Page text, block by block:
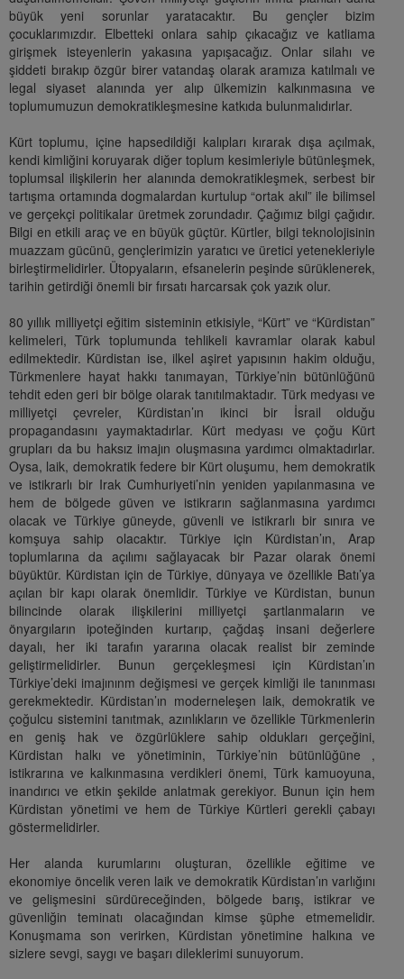
büyük yeni sorunlar yaratacaktır. Bu gençler bizim
çocuklarımızdır. Elbetteki onlara sahip çıkacağız ve katliama
girişmek isteyenlerin yakasına yapışacağız. Onlar silahı ve
şiddeti bırakıp özgür birer vatandaş olarak aramıza katılmalı ve
legal siyaset alanında yer alıp ülkemizin kalkınmasına ve
toplumumuzun demokratikleşmesine katkıda bulunmalıdırlar.
Kürt toplumu, içine hapsedildiği kalıpları kırarak dışa açılmak,
kendi kimliğini koruyarak diğer toplum kesimleriyle bütünleşmek,
toplumsal ilişkilerin her alanında demokratikleşmek, serbest bir
tartışma ortamında dogmalardan kurtulup “ortak akıl” ile bilimsel
ve gerçekçi politikalar üretmek zorundadır. Çağımız bilgi çağıdır.
Bilgi en etkili araç ve en büyük güçtür. Kürtler, bilgi teknolojisinin
muazzam gücünü, gençlerimizin yaratıcı ve üretici yetenekleriyle
birleştirmelidirler. Ütopyaların, efsanelerin peşinde sürüklenerek,
tarihin getirdiği önemli bir fırsatı harcarsak çok yazık olur.
80 yıllık milliyetçi eğitim sisteminin etkisiyle, “Kürt” ve “Kürdistan”
kelimeleri, Türk toplumunda tehlikeli kavramlar olarak kabul
edilmektedir. Kürdistan ise, ilkel aşiret yapısının hakim olduğu,
Türkmenlere hayat hakkı tanımayan, Türkiye’nin bütünlüğünü
tehdit eden geri bir bölge olarak tanıtılmaktadır. Türk medyası ve
milliyetçi çevreler, Kürdistan’ın ikinci bir İsrail olduğu
propagandasını yaymaktadırlar. Kürt medyası ve çoğu Kürt
grupları da bu haksız imajın oluşmasına yardımcı olmaktadırlar.
Oysa, laik, demokratik federe bir Kürt oluşumu, hem demokratik
ve istikrarlı bir Irak Cumhuriyeti’nin yeniden yapılanmasına ve
hem de bölgede güven ve istikrarın sağlanmasına yardımcı
olacak ve Türkiye güneyde, güvenli ve istikrarlı bir sınıra ve
komşuya sahip olacaktır. Türkiye için Kürdistan’ın, Arap
toplumlarına da açılımı sağlayacak bir Pazar olarak önemi
büyüktür. Kürdistan için de Türkiye, dünyaya ve özellikle Batı’ya
açılan bir kapı olarak önemlidir. Türkiye ve Kürdistan, bunun
bilincinde olarak ilişkilerini milliyetçi şartlanmaların ve
önyargıların ipoteğinden kurtarıp, çağdaş insani değerlere
dayalı, her iki tarafın yararına olacak realist bir zeminde
geliştirmelidirler. Bunun gerçekleşmesi için Kürdistan’ın
Türkiye’deki imajınınm değişmesi ve gerçek kimliği ile tanınması
gerekmektedir. Kürdistan’ın moderneleşen laik, demokratik ve
çoğulcu sistemini tanıtmak, azınlıkların ve özellikle Türkmenlerin
en geniş hak ve özgürlüklere sahip oldukları gerçeğini,
Kürdistan halkı ve yönetiminin, Türkiye’nin bütünlüğüne ,
istikrarına ve kalkınmasına verdikleri önemi, Türk kamuoyuna,
inandırıcı ve etkin şekilde anlatmak gerekiyor. Bunun için hem
Kürdistan yönetimi ve hem de Türkiye Kürtleri gerekli çabayı
göstermelidirler.
Her alanda kurumlarını oluşturan, özellikle eğitime ve
ekonomiye öncelik veren laik ve demokratik Kürdistan’ın varlığını
ve gelişmesini sürdüreceğinden, bölgede barış, istikrar ve
güvenliğin teminatı olacağından kimse şüphe etmemelidir.
Konuşmama son verirken, Kürdistan yönetimine halkına ve
sizlere sevgi, saygı ve başarı dileklerimi sunuyorum.